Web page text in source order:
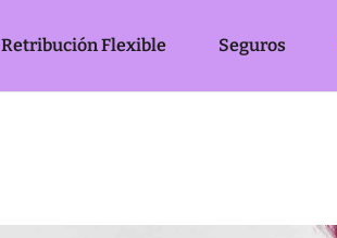
Retribución Flexible Seguros